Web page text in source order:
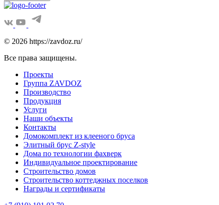
© 2026 https://zavdoz.ru/
Все права защищены.
Проекты
Группа ZAVDOZ
Производство
Продукция
Услуги
Наши объекты
Контакты
Домокомплект из клееного бруса
Элитный брус Z-style
Дома по технологии фахверк
Индивидуальное проектирование
Строительство домов
Строительство коттеджных поселков
Награды и сертификаты